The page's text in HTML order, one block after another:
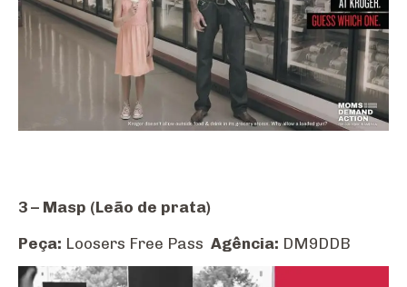
3 – Masp (Leão de prata)
Peça: Loosers Free Pass Agência: DM9DDB